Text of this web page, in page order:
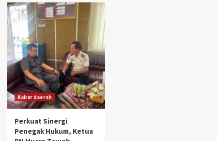
Kabar daerah
Perkuat Sinergi
Penegak Hukum, Ketua